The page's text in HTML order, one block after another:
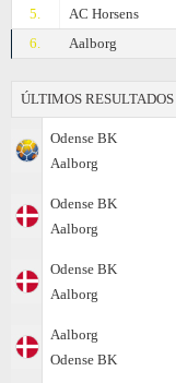
5. AC Horsens
6.
Aalborg
ÚLTIMOS RESULTADOS
Odense BK
Aalborg
Odense BK
Aalborg
Odense BK
Aalborg
Aalborg
Odense BK